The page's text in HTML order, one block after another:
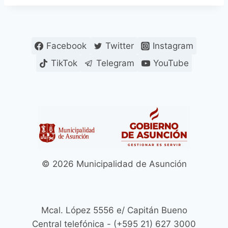
Facebook Twitter
Instagram
TikTok
Telegram YouTube
© 2026 Municipalidad de Asunción
Mcal. López 5556 e/ Capitán Bueno
Central telefónica - (+595 21) 627 3000